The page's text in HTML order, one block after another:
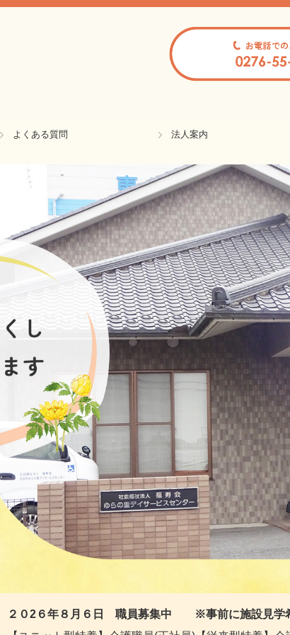
よくある質問 法人案内
情報開示
２０2６年８ 月６ 日 職員募集中 ※事前に施設見学希